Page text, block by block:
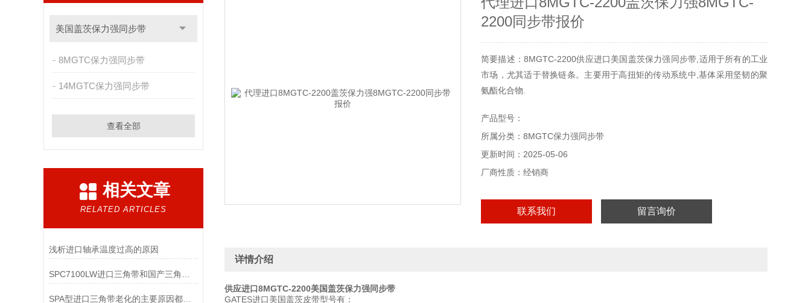
美国盖茨保力强同步带
8MGTC保力强同步带
14MGTC保力强同步带
查看全部
相关文章
RELATED ARTICLES
浅析进口轴承温度过高的原因
SPA型进口三角带老化的主要原因都有哪些呢？
2200同步带报价
简要描述：8MGTC-2200供应进口美国盖茨保力强同步带,适用于所有的工业
市场，尤其适于替换链条。主要用于高扭矩的传动系统中,基体采用坚韧的聚
氨酯化合物.
产品型号：
所属分类：8MGTC保力强同步带
更新时间：2025-05-06
厂商性质：经销商
联系我们 留言询价
详情介绍
供应进口8MGTC-2200美国盖茨保力强同步带
GATES进口美国盖茨皮带型号有：